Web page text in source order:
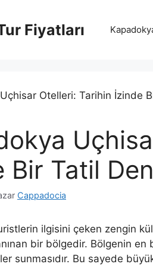
Fiyatları
Bir Tatil
Cappadocia
ilgisini çeken zengin
bir bölgedir. Bölgenin
sunmasıdır. Bu sayede